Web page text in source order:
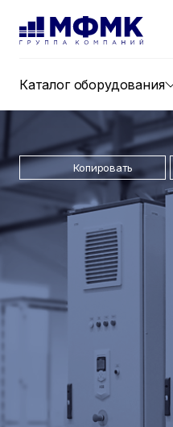
Каталог оборудования
Копировать